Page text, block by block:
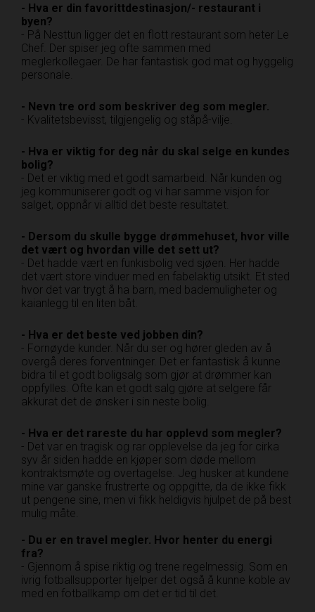
- Hva er din favorittdestinasjon/- restaurant i
byen?
- På Nesttun ligger det en flott restaurant som heter Le
Chef. Der spiser jeg ofte sammen med
meglerkollegaer. De har fantastisk god mat og hyggelig
personale.
- Nevn tre ord som beskriver deg som megler.
- Kvalitetsbevisst, tilgjengelig og ståpå-vilje.
- Hva er viktig for deg når du skal selge en kundes
bolig?
- Det er viktig med et godt samarbeid. Når kunden og
jeg kommuniserer godt og vi har samme visjon for
salget, oppnår vi alltid det beste resultatet.
- Dersom du skulle bygge drømmehuset, hvor ville
det vært og hvordan ville det sett ut?
- Det hadde vært en funkisbolig ved sjøen. Her hadde
det vært store vinduer med en fabelaktig utsikt. Et sted
hvor det var trygt å ha barn, med bademuligheter og
kaianlegg til en liten båt.
- Hva er det beste ved jobben din?
- Fornøyde kunder. Når du ser og hører gleden av å
overgå deres forventninger. Det er fantastisk å kunne
bidra til et godt boligsalg som gjør at drømmer kan
oppfylles. Ofte kan et godt salg gjøre at selgere får
akkurat det de ønsker i sin neste bolig.
- Hva er det rareste du har opplevd som megler?
- Det var en tragisk og rar opplevelse da jeg for cirka
syv år siden hadde en kjøper som døde mellom
kontraktsmøte og overtagelse. Jeg husker at kundene
mine var ganske frustrerte og oppgitte, da de ikke fikk
ut pengene sine, men vi fikk heldigvis hjulpet de på best
mulig måte.
- Du er en travel megler. Hvor henter du energi
fra?
- Gjennom å spise riktig og trene regelmessig. Som en
ivrig fotballsupporter hjelper det også å kunne koble av
med en fotballkamp om det er tid til det.